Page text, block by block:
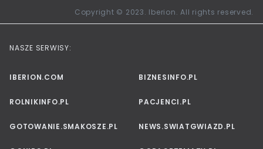
Copyright © 2023. Iberion. All rights reserved.
NASZE SERWISY:
IBERION.COM BIZNESINFO.PL
ROLNIKINFO.PL PACJENCI.PL
GOTOWANIE.SMAKOSZE.PL NEWS.SWIATGWIAZD.PL